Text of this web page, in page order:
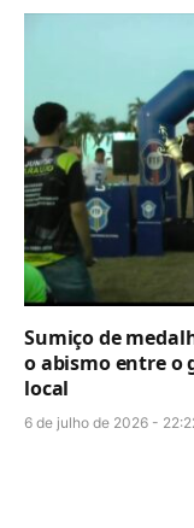
Sumiço de
o abismo entre o
local
6 de julho de 2026 -